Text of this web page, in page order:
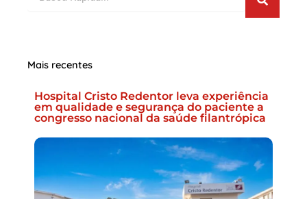
Mais recentes
Hospital Cristo Redentor leva experiência
em qualidade e segurança do paciente a
congresso nacional da saúde filantrópica